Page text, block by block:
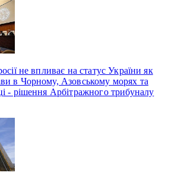
не впливає на статус України як
в Чорному, Азовському морях та
- рішення Арбітражного трибуналу